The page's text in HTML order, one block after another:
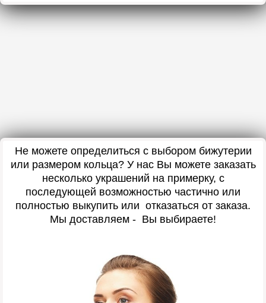
Не можете определиться с выбором бижутерии
или размером кольца? У нас Вы можете заказать
несколько украшений на примерку, с
последующей возможностью частично или
полностью выкупить или отказаться от заказа.
Мы доставляем - Вы выбираете!